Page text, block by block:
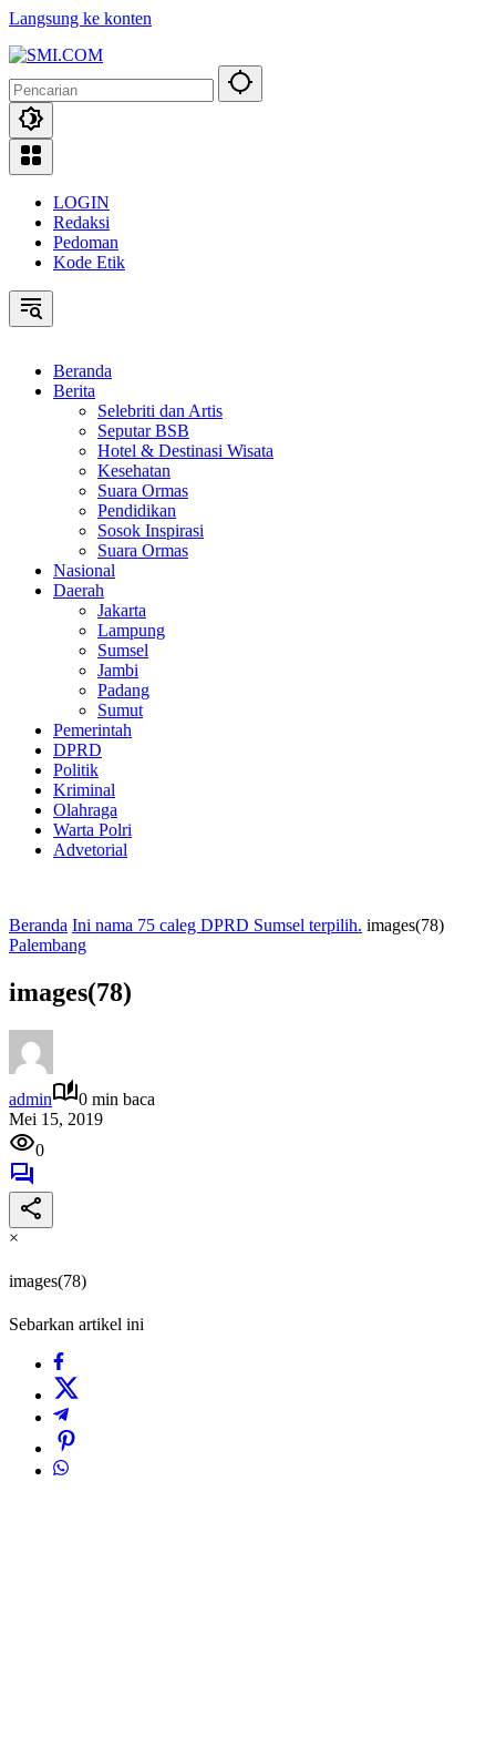
Langsung ke konten
LOGIN
Redaksi
Pedoman
Kode Etik
Beranda
Berita
Selebriti dan Artis
Seputar BSB
Hotel & Destinasi Wisata
Kesehatan
Suara Ormas
Pendidikan
Sosok Inspirasi
Suara Ormas
Nasional
Daerah
Jakarta
Lampung
Sumsel
Jambi
Padang
Sumut
Pemerintah
DPRD
Politik
Kriminal
Olahraga
Warta Polri
Advetorial
Beranda Ini nama 75 caleg DPRD Sumsel terpilih. images(78)
Palembang
images(78)
admin
0 min baca
Mei 15, 2019
0
×
images(78)
Sebarkan artikel ini